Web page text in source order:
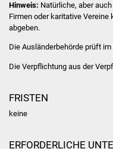
Hinweis: Natürliche, aber
Firmen oder karitative
abgeben.
Die Ausländerbehörde prüft
Die Verpflichtung aus der
FRISTEN
keine
ERFORDERLICHE